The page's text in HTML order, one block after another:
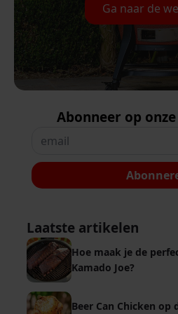
Ga naar de
Abonneer op
Laatste artikelen
Hoe maak je de
Kamado Joe?
Beer Can Chicken op